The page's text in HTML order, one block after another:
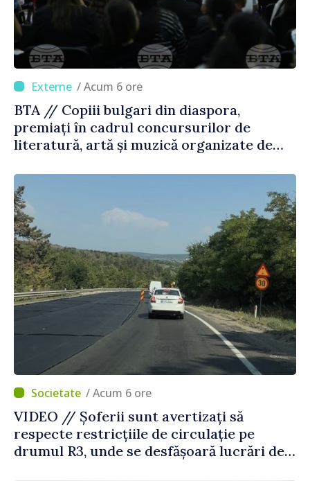
/ Acum 6 ore
BTA // Copiii bulgari din diaspora,
premiați în cadrul concursurilor de
literatură, artă și muzică organizate de
Străinătate
/ Acum 6 ore
VIDEO // Șoferii sunt avertizați să
respecte restricțiile de circulație pe
drumul R3, unde se desfășoară lucrări de